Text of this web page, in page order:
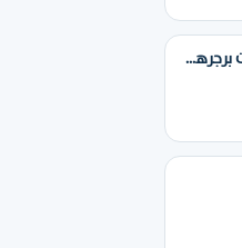
تنفيذديكورت مطاعم محلات كافيهات برجرهناجر فلل فنادق تسليم مفتاح